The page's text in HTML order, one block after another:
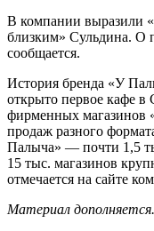
В компании выразили
близким» Сульдина. О
сообщается.
История бренда «У
открыто первое кафе в
фирменных магазинов
продаж разного
Палыча» — почти 1,5
15 тыс. магазинов
отмечается на сайте
Материал дополняется.